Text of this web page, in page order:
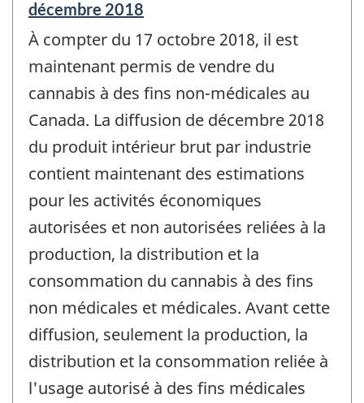
Période
de
référence
de
-
décembre 2018
À compter du 17 octobre 2018, il est
maintenant permis de vendre du
cannabis à des fins non-médicales au
Canada. La diffusion de décembre 2018
du produit intérieur brut par industrie
contient maintenant des estimations
pour les activités économiques
autorisées et non autorisées reliées à la
production, la distribution et la
consommation du cannabis à des fins
non médicales et médicales. Avant cette
diffusion, seulement la production, la
distribution et la consommation reliée à
l'usage autorisé à des fins médicales